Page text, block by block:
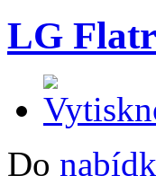
LG
Do